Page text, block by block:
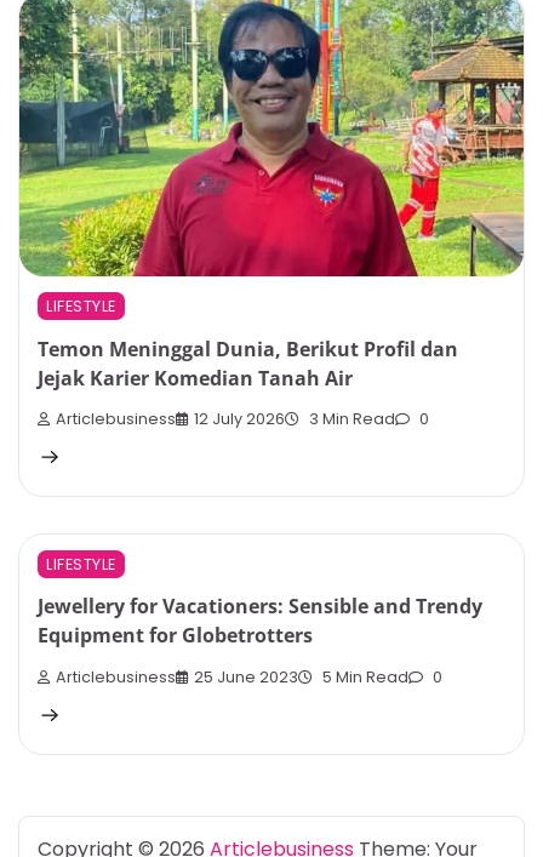
LIFESTYLE
Temon Meninggal Dunia, Berikut Profil dan
Jejak Karier Komedian Tanah Air
Articlebusiness 12 July 2026 3 Min Read 0
LIFESTYLE
Jewellery for Vacationers: Sensible and Trendy
Equipment for Globetrotters
Articlebusiness 25 June 2023 5 Min Read 0
Copyright © 2026 Articlebusiness Theme: Your